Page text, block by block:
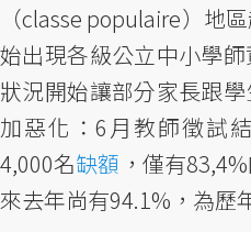
（classe populaire）地
始出現各級公立中小學
狀況開始讓部分家長跟
加惡化：6月教師徵試
4,000名缺額 ，僅有
來去年尚有94.1%，為歷